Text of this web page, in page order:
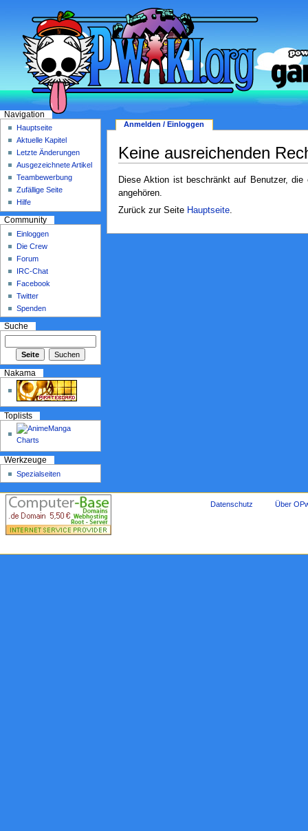
Keine ausreichenden
Diese Aktion ist beschränkt auf Benutzer, die
angehören.
Zurück zur Seite Hauptseite.
Anmelden / Einloggen
Navigation
Hauptseite
Aktuelle Kapitel
Letzte Änderungen
Ausgezeichnete Artikel
Teambewerbung
Zufällige Seite
Hilfe
Community
Einloggen
Die Crew
Forum
IRC-Chat
Facebook
Twitter
Spenden
Suche
Nakama
Toplists
Werkzeuge
Spezialseiten
Datenschutz Über